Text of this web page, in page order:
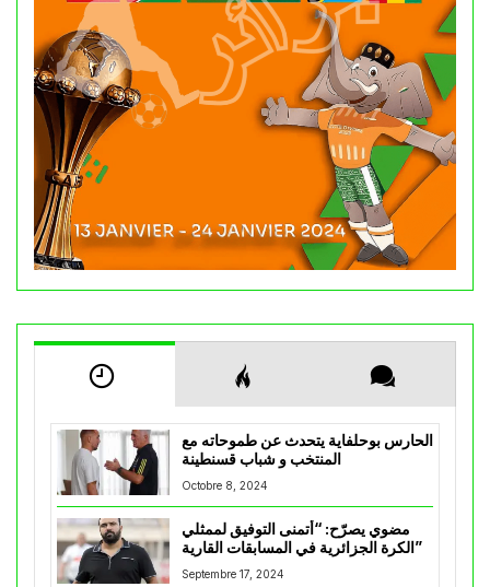
الحارس بوحلفاية يتحدث عن طموحاته مع
المنتخب و شباب قسنطينة
Octobre 8, 2024
مضوي يصرّح: “أتمنى التوفيق لممثلي
الكرة الجزائرية في المسابقات القارية”
Septembre 17, 2024